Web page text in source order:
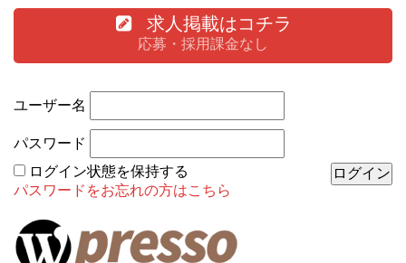
求人掲載はコチラ
応募・採用課金なし
ユーザー名
パスワード
ログイン状態を保持する
パスワードをお忘れの方はこちら